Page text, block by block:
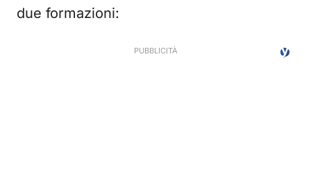
due formazioni: